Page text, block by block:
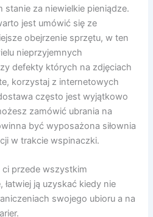
za niewielkie pieniądze.
jest umówić się ze
obejrzenie sprzętu, w ten
nieprzyjemnych
defekty których na zdjęciach
korzystaj z internetowych
często jest wyjątkowo
zamówić ubrania na
być wyposażona siłownia
w trakcie wspinaczki.
ci przede wszystkim
ją uzyskać kiedy nie
swojego ubioru a na